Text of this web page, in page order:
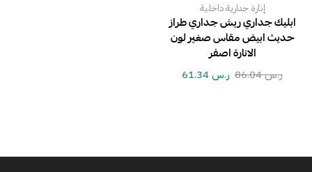
إنارة جدارية داخلية
ابليك جداري ريش جداري طراز
حديث ابيض مقاس صغير لون
الانارة اصفر
ر.س86.04 ر.س